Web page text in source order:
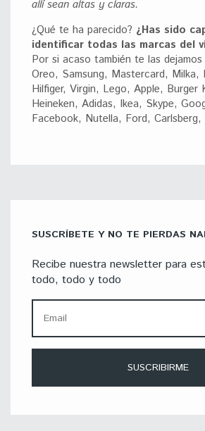
allí sean altas y claras.
¿Qué te ha parecido? ¿Has sido
identificar todas las marcas del
Por si acaso también te las
Oreo, Samsung, Mastercard, Milka,
Hilfiger, Virgin, Lego, Apple, Burger
Heineken, Adidas, Ikea, Skype,
Facebook, Nutella, Ford,
SUSCRÍBETE Y NO TE PIERDAS
Recibe nuestra newsletter para
todo, todo y todo